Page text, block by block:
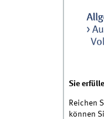
Sie
Reichen
können